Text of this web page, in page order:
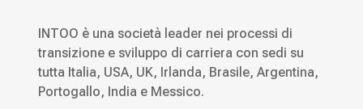
INTOO è una società leader nei processi di
transizione e sviluppo di carriera con sedi su
tutta Italia, USA, UK, Irlanda, Brasile, Argentina,
Portogallo, India e Messico.